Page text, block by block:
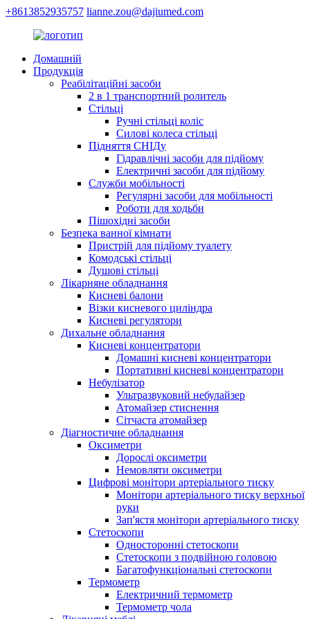
+8613852935757 lianne.zou@dajiumed.com
Домашній
Продукція
Реабілітаційні засоби
2 в 1 транспортний ролитель
Стільці
Ручні стільці коліс
Силові колеса стільці
Підняття СНІДу
Гідравлічні засоби для підйому
Електричні засоби для підйому
Служби мобільності
Регулярні засоби для мобільності
Роботи для ходьби
Пішохідні засоби
Безпека ванної кімнати
Пристрій для підйому туалету
Комодські стільці
Душові стільці
Лікарняне обладнання
Кисневі балони
Візки кисневого циліндра
Кисневі регулятори
Дихальне обладнання
Кисневі концентратори
Домашні кисневі концентратори
Портативні кисневі концентратори
Небулізатор
Ультразвуковий небулайзер
Атомайзер стиснення
Сітчаста атомайзер
Діагностичне обладнання
Оксиметри
Дорослі оксиметри
Немовляти оксиметри
Цифрові монітори артеріального тиску
Монітори артеріального тиску верхньої
руки
Зап'ястя монітори артеріального тиску
Стетоскопи
Односторонні стетоскопи
Стетоскопи з подвійною головою
Багатофункціональні стетоскопи
Термометр
Електричний термометр
Термометр чола